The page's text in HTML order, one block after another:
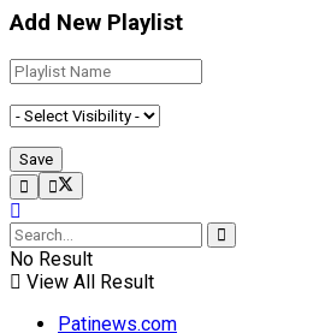
Add New Playlist
No Result
View All Result
Patinews.com